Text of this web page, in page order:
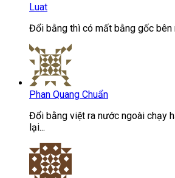
Luat
Đổi bằng thì có mất bằng gốc bên
Phan Quang Chuẩn
Đổi bằng việt ra nước ngoài chạy
lại...